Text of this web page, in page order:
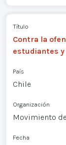
Título
Contra la
estudiantes
País
Chile
Organización
Movimiento
Fecha